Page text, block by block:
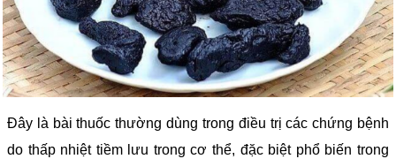
Đây là bài thuốc thường dùng trong điều trị các chứng bệnh
do thấp nhiệt tiềm lưu trong cơ thể, đặc biệt phổ biến trong